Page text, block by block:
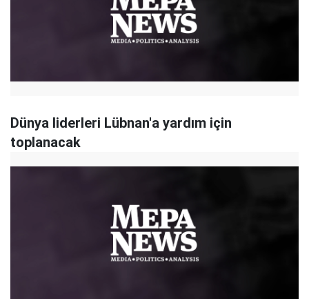
Dünya liderleri Lübnan'a yardım için
toplanacak